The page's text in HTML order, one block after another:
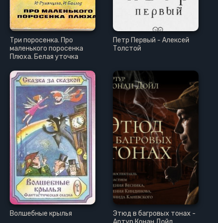
Три поросенка. Про
маленького поросенка
Плюха. Белая уточка
Петр Первый - Алексей
Толстой
Волшебные крылья
Этюд в багровых тонах -